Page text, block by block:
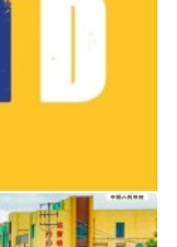
2019-06-14 01:03